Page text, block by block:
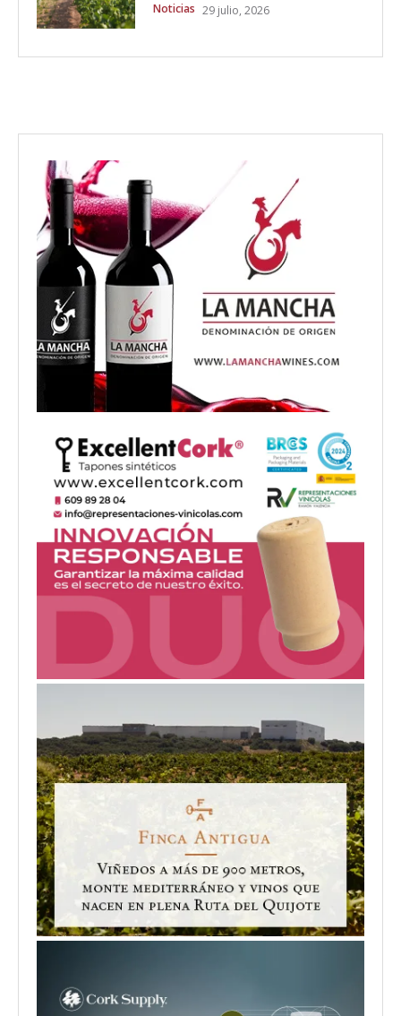
Noticias 29 julio, 2026